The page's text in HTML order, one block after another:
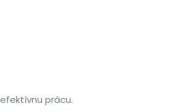
prácu.